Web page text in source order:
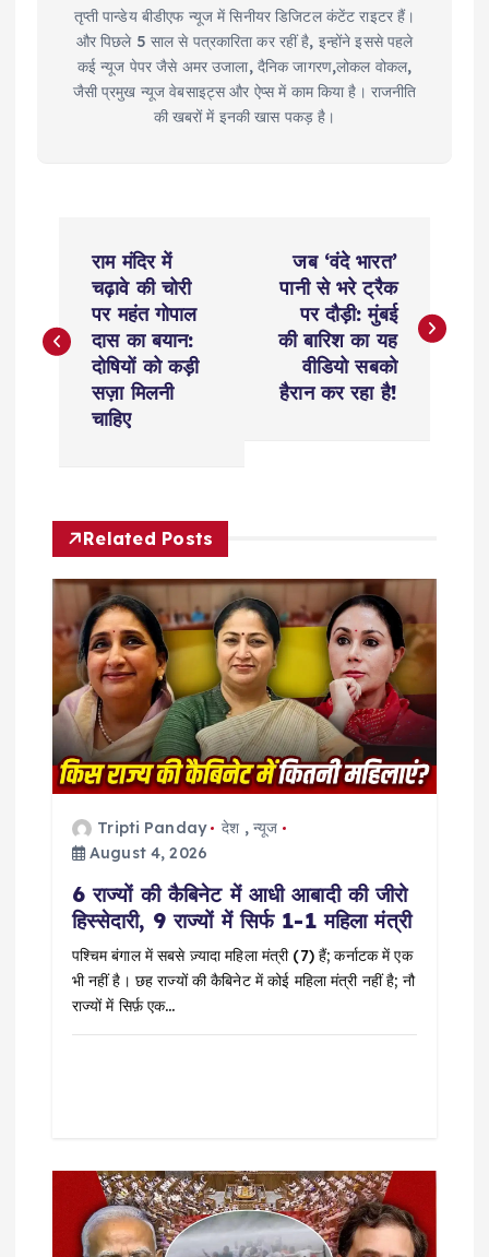
तृप्ती पान्डेय बीडीएफ न्यूज में सिनीयर डिजिटल कंटेंट राइटर हैं।
और पिछले 5 साल से पत्रकारिता कर रहीं है, इन्होंने इससे पहले
कई न्यूज पेपर जैसे अमर उजाला, दैनिक जागरण,लोकल वोकल,
जैसी प्रमुख न्यूज वेबसाइट्स और ऐप्स में काम किया है। राजनीति
की खबरों में इनकी खास पकड़ है।
s
a
v
g
a
t
राम मंदिर में
चढ़ावे की चोरी
पर महंत गोपाल
दास का बयान:
दोषियों को कड़ी
सज़ा मिलनी
चाहिए
जब ‘वंदे भारत’
पानी से भरे ट्रैक
पर दौड़ी: मुंबई
की बारिश का यह
वीडियो सबको
हैरान कर रहा है!
Related Posts
Tripti Panday देश , न्यूज
August 4, 2026
6 राज्यों की कैबिनेट में आधी आबादी की जीरो
हिस्सेदारी, 9 राज्यों में सिर्फ 1-1 महिला मंत्री
पश्चिम बंगाल में सबसे ज़्यादा महिला मंत्री (7) हैं; कर्नाटक में एक
भी नहीं है। छह राज्यों की कैबिनेट में कोई महिला मंत्री नहीं है; नौ
राज्यों में सिर्फ़ एक…